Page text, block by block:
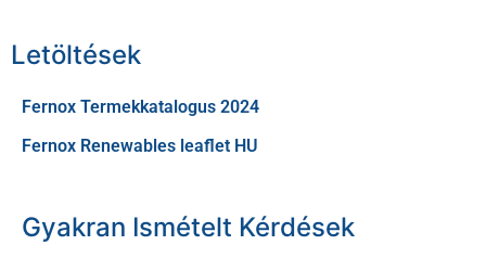
Letöltések
Fernox Termekkatalogus 2024
Fernox Renewables leaflet HU
Gyakran Ismételt Kérdések